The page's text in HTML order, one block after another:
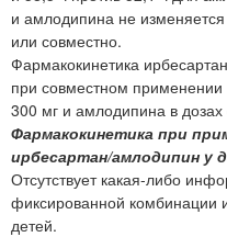
и амлодипина не
или совместно.
Фармакокинетика
при совместном применении
300 мг и амлодипина в дозах
Фармакокинетика при
ирбесартан/амлодипин у
Отсутствует какая-либо
фиксированной комбинации
детей.